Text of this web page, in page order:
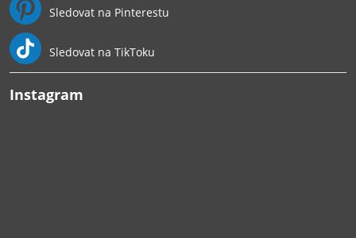
Sledovat na Pinterestu
Sledovat na TikToku
Instagram